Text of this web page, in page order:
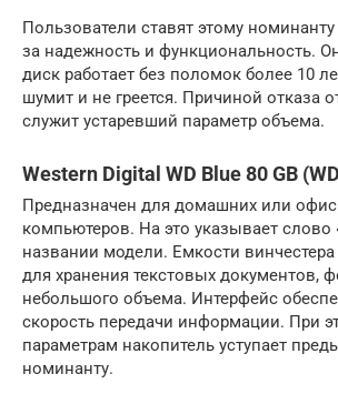
Пользователи ставят этому
за надежность и функциональность.
диск работает без поломок более 10
шумит и не греется. Причиной отказа
служит устаревший параметр объема.
Western Digital WD Blue 80 GB
Предназначен для домашних или
компьютеров. На это указывает слово
названии модели. Емкости винчестера
для хранения текстовых документов,
небольшого объема. Интерфейс
скорость передачи информации. При
параметрам накопитель уступает
номинанту.